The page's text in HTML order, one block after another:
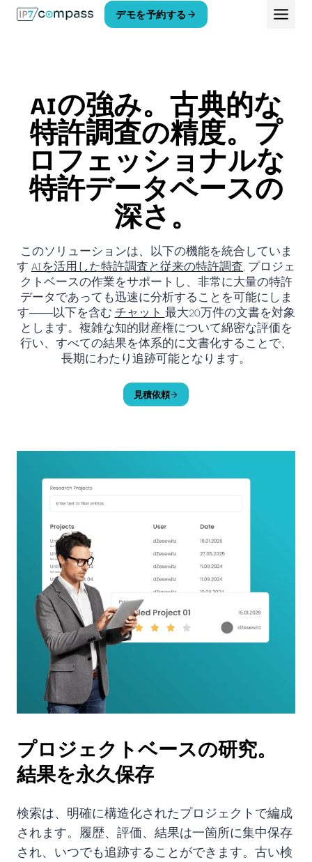
デモを予約する
AIの強み。古典的な
特許調査の精度。プ
ロフェッショナルな
特許データベースの
深さ。
このソリューションは、以下の機能を統合していま
す AIを活用した特許調査と従来の特許調査, プロジェ
クトベースの作業をサポートし、非常に大量の特許
データであっても迅速に分析することを可能にしま
す――以下を含む チャット 最大20万件の文書を対象
とします。複雑な知的財産権について綿密な評価を
行い、すべての結果を体系的に文書化することで、
長期にわたり追跡可能となります。
見積依頼
プロジェクトベースの研究。
結果を永久保存
検索は、明確に構造化されたプロジェクトで編成
されます。履歴、評価、結果は一箇所に集中保存
され、いつでも追跡することができます。古い検